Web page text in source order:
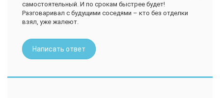
самостоятельный. И по срокам быстрее будет!
Разговаривал с будущими соседями – кто без отделки
взял, уже жалеют.
Написать ответ